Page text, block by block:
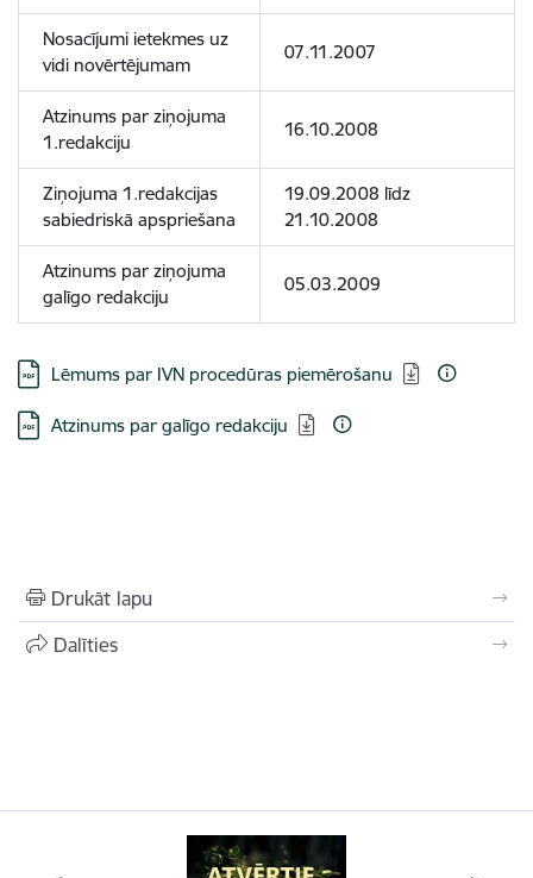
Nosacījumi ietekmes uz
vidi novērtējumam
07.11.2007
Atzinums par ziņojuma
1.redakciju
16.10.2008
Ziņojuma 1.redakcijas
sabiedriskā apspriešana
19.09.2008 līdz
21.10.2008
Atzinums par ziņojuma
galīgo redakciju
05.03.2009
Lejupielādēt:
Lēmums par IVN procedūras piemērošanu
Lejupielādēt:
Atzinums par galīgo redakciju
Drukāt lapu
Dalīties